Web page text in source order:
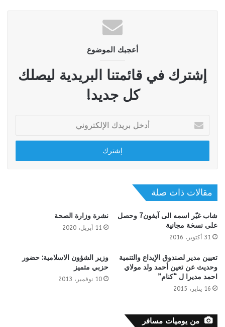
أعجبك الموضوع
إشترك في قائمتنا البريدية ليصلك
كل جديد!
بريدك
الإلكتروني
مقالات ذات صلة
شاب غيّر اسمه الى آيفون7 وحصل
على نسخة مجانية
31 أكتوبر، 2016
نشرة وزارة الصحة
11 أبريل، 2020
تعيين مدير لصندوق الإيداع والتنمية
وحديث عن تعين أحمد ولد مولاي
احمد مديرا ل “كنام”
16 يناير، 2015
وزير الشؤون الاسلامية: حضور
حزبي متميز
10 نوفمبر، 2013
من يوميات مسافر